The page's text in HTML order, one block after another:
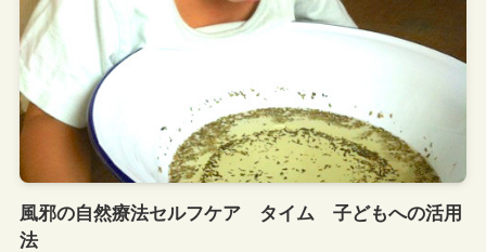
風邪の自然療法セルフケア タイム 子どもへの活用
法